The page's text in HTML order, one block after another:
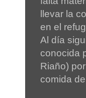
llevar la
en el
Al día
conocida
Riaño)
comida